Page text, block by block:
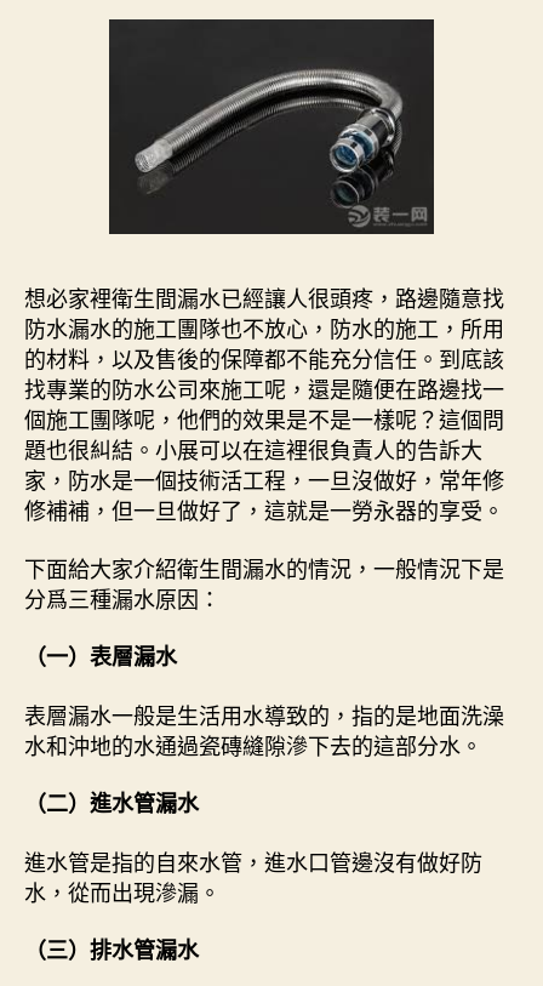
想必家裡衛生間漏水已經讓人很頭疼，路邊隨意找
防水漏水的施工團隊也不放心，防水的施工，所用
的材料，以及售後的保障都不能充分信任。到底該
找專業的防水公司來施工呢，還是隨便在路邊找一
個施工團隊呢，他們的效果是不是一樣呢？這個問
題也很糾結。小展可以在這裡很負責人的告訴大
家，防水是一個技術活工程，一旦沒做好，常年修
修補補，但一旦做好了，這就是一勞永器的享受。
下面給大家介紹衛生間漏水的情況，一般情況下是
分爲三種漏水原因：
（一）表層漏水
表層漏水一般是生活用水導致的，指的是地面洗澡
水和沖地的水通過瓷磚縫隙滲下去的這部分水。
（二）進水管漏水
進水管是指的自來水管，進水口管邊沒有做好防
水，從而出現滲漏。
（三）排水管漏水